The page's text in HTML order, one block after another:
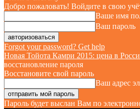
Добро пожаловать! Войдите в свою
Ваше имя
Ваш пароль
Forgot your password? Get help
Новая Тойота Камри 2015: цена в
восстановление пароля
Восстановите свой пароль
Ваш адрес
Пароль будет выслан Вам по